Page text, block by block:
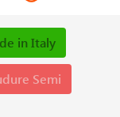
in Italy
Semi